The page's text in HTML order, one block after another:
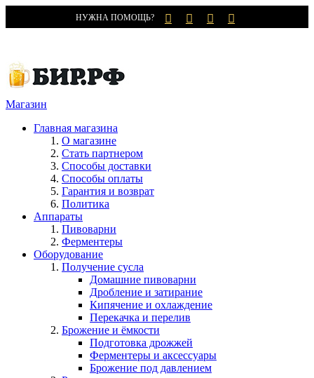
НУЖНА ПОМОЩЬ?
Магазин
Главная магазина
О магазине
Стать партнером
Способы доставки
Способы оплаты
Гарантия и возврат
Политика
Аппараты
Пивоварни
Ферментеры
Оборудование
Получение сусла
Домашние пивоварни
Дробление и затирание
Кипячение и охлаждение
Перекачка и перелив
Брожение и ёмкости
Подготовка дрожжей
Ферментеры и аксессуары
Брожение под давлением